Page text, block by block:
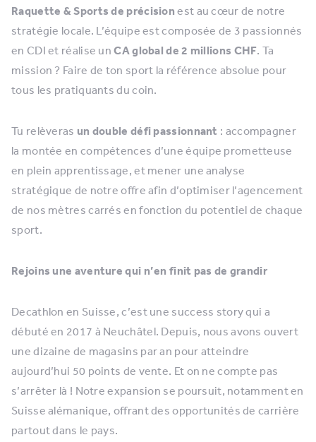
Raquette & Sports de précision est au cœur de notre
stratégie locale. L’équipe est composée de 3 passionnés
en CDI et réalise unCA global de 2 millions CHF. Ta
mission ? Faire de ton sport la référence absolue pour
tous les pratiquants du coin.
Tu relèveras un double défi passionnant : accompagner
la montée en compétences d’une équipe prometteuse
en plein apprentissage, et mener une analyse
stratégique de notre offre afin d’optimiser l’agencement
de nos mètres carrés en fonction du potentiel de chaque
sport.
Rejoins une aventure qui n’en finit pas de grandir
Decathlon en Suisse, c’est une success story qui a
débuté en 2017 à Neuchâtel. Depuis, nous avons ouvert
une dizaine de magasins par an pour atteindre
aujourd’hui 50 points de vente. Et on ne compte pas
s’arrêter là ! Notre expansion se poursuit, notamment en
Suisse alémanique, offrant des opportunités de carrière
partout dans le pays.